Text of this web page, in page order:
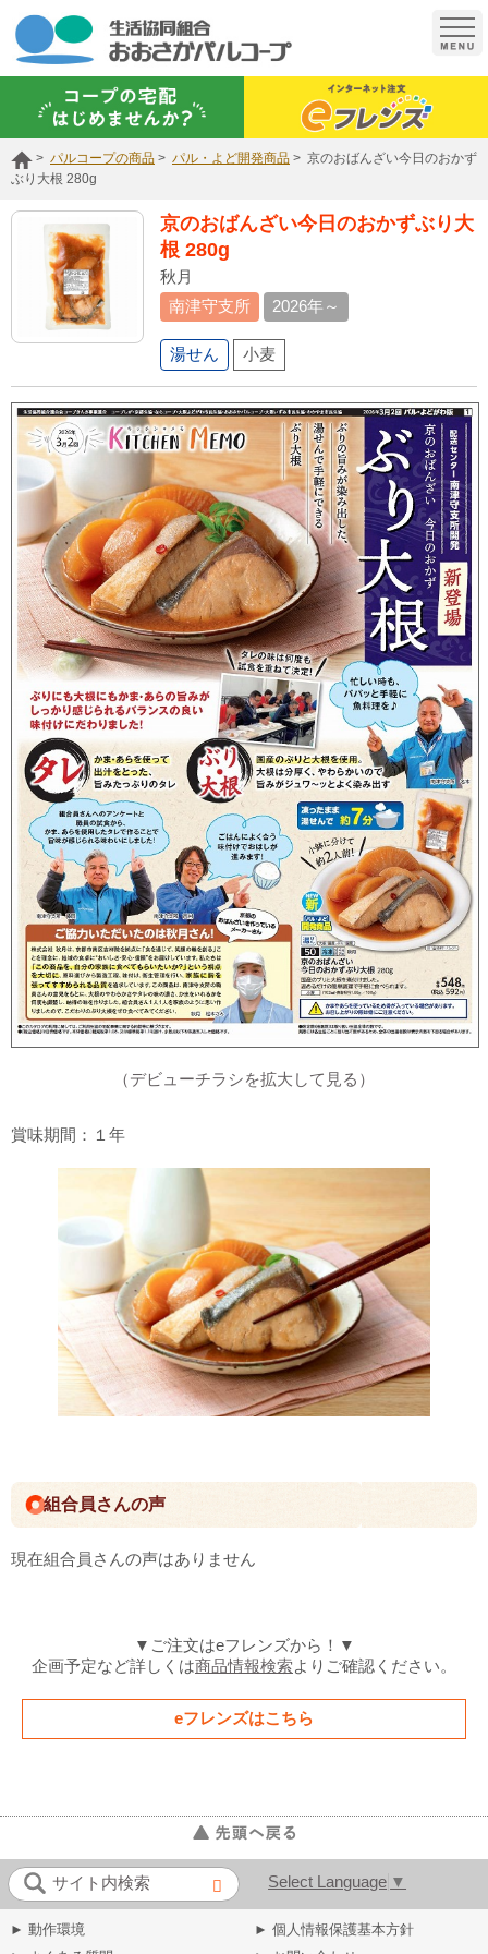
t
o
g
v
a
t
パルコープの商品 パル・よど開発商品
京のおばんざい今日のおかず
ぶり大根 280g
京のおばんざい今日のおかずぶり大
根 280g
秋月
南津守支所
2026年～
湯せん 小麦
（デビューチラシを拡大して見る）
賞味期間：１年
組合員さんの声
現在組合員さんの声はありません
▼ご注文はeフレンズから！▼
企画予定など詳しくは商品情報検索よりご確認ください。
eフレンズはこちら
サイト内検索 Select Language ▼
► 動作環境
► 個人情報保護基本方針